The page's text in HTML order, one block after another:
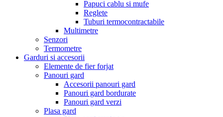
Papuci cablu si mufe
Reglete
Tuburi termocontractabile
Multimetre
Senzori
Termometre
Garduri si accesorii
Elemente de fier forjat
Panouri gard
Accesorii panouri gard
Panouri gard bordurate
Panouri gard verzi
Plasa gard